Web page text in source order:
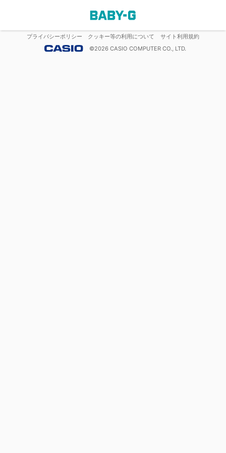
プライバシーポリシー クッキー等の利用について
サイト利用規約
©2026 CASIO COMPUTER CO., LTD.